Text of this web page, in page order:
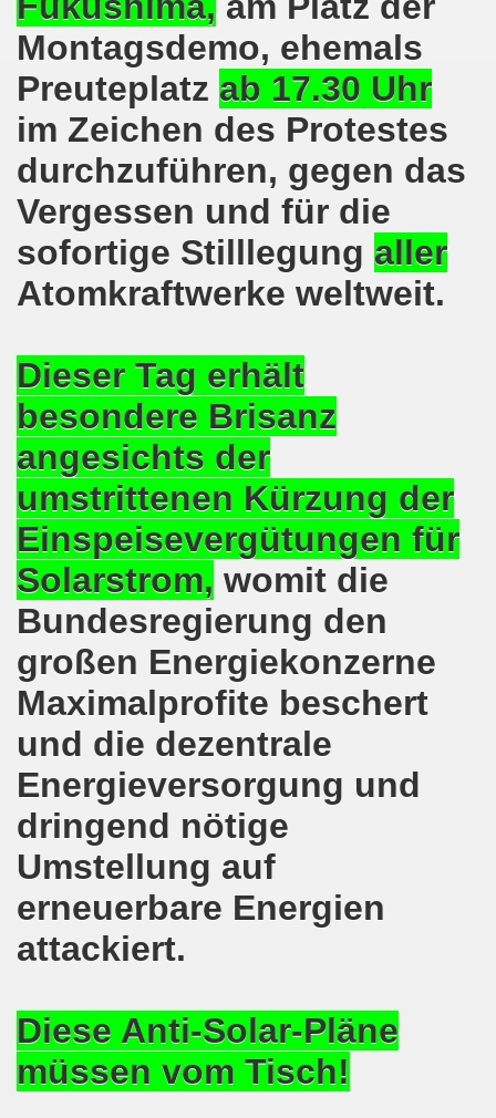
Montagsdemo, ehemals
Preuteplatz ab 17.30 Uhr
im Zeichen des Protestes
durchzuführen, gegen das
Vergessen und für die
sofortige Stilllegung aller
Atomkraftwerke weltweit.
Dieser Tag erhält
besondere Brisanz
angesichts der
umstrittenen Kürzung der
Einspeisevergütungen für
Solarstrom, womit die
Bundesregierung den
großen Energiekonzerne
Maximalprofite beschert
und die dezentrale
Energieversorgung und
dringend nötige
Umstellung auf
erneuerbare Energien
attackiert.
Diese Anti-Solar-Pläne
müssen vom Tisch!
bleibt aktiv auch in Corona-Zeiten!
als Tag des Widerstands am 09.03.2020:
am 19.03.2020 zur Corona-Pandemie
mahnt am 09.03.2020 an Folgen von
Kampf (offener Brief von Frank Oettler aus Halle an
Bewegung demonstriert und protestiert am
wird zum Tag X aufrufen
Montagsdemo-Bewegung in Gelsenkirchen ins Jahr
Bewegung am 14.10.2019 mit klarer Haltung gegen
protestiert und demonstriert am 14.10.2019:
auf der 16. bundesweiten Herbstdemo-
Herbstdemonstration am 03. Oktober 2019 in
am 03. Oktober 2019 in Erfurt
Bewegung am 09.09.2019 erklärt Dietrich Keil aus
am 09.09.2019 in Gelsenkirchen
findet am 03.10.2019 in Erfurt statt!
am 12.08.2019 - ein begeisterndes Fest
Bewegung steigt am 12.08.2019!
in Gelsenkirchen: Die Entlassungen im
der Bergleute und ihrer Familien am 17.06.2019 und
diskutiert am 13.05.2019 mit Europawahl-